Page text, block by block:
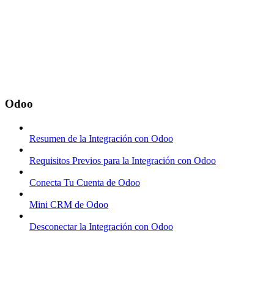
Odoo
Resumen de la Integración con Odoo
Requisitos Previos para la Integración con Odoo
Conecta Tu Cuenta de Odoo
Mini CRM de Odoo
Desconectar la Integración con Odoo